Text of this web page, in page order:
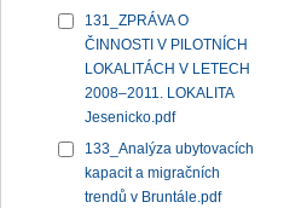
131_ZPRÁVA O
ČINNOSTI V PILOTNÍCH
LOKALITÁCH V LETECH
2008–2011. LOKALITA
Jesenicko.pdf
133_Analýza ubytovacích
kapacit a migračních
trendů v Bruntále.pdf